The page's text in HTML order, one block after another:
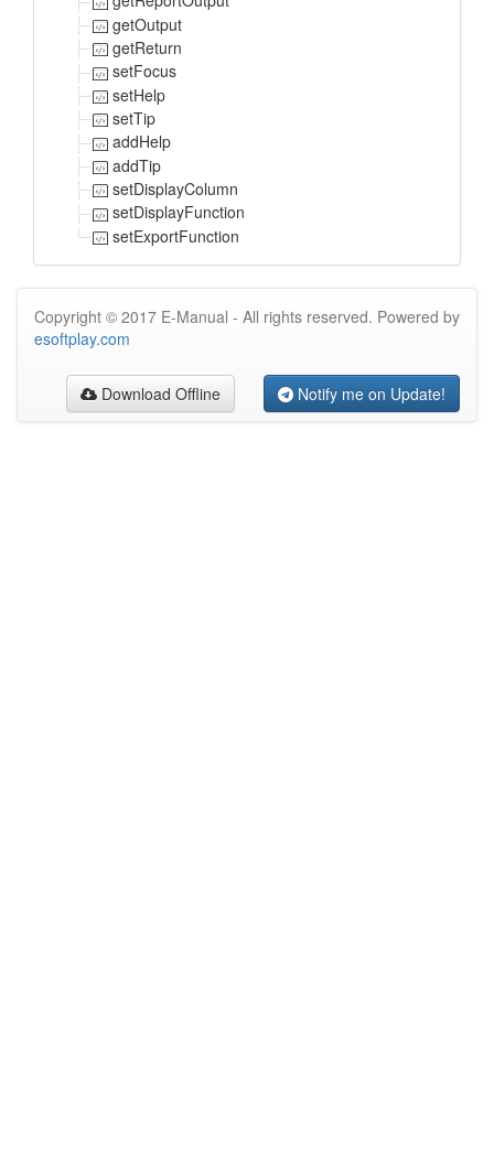
getOutput
getReturn
setFocus
setHelp
setTip
addHelp
addTip
setDisplayColumn
setDisplayFunction
setExportFunction
Copyright © 2017 E-Manual - All rights reserved. Powered by
esoftplay.com
Notify me on Update!
Download Offline